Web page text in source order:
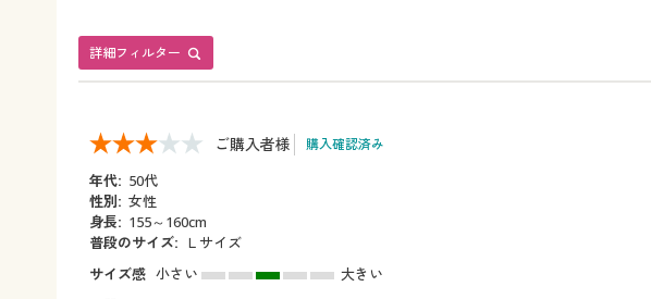
詳細フィルター
ご購入者様 購入確認済み
年代: 50代
性別: 女性
身長: 155～160cm
普段のサイズ: Ｌサイズ
サイズ感 小さい
大きい